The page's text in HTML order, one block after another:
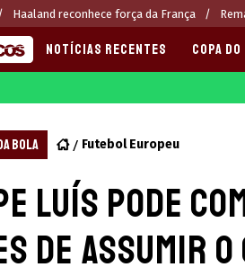
Haaland reconhece força da França
Melhores sites de apostas 2025
Últimas
CASAS DE APOSTAS
CÓDIGOS e OFERTAS
APPS
NOTÍCIAS RECENTES COPA DO
BOLA Futebol Europeu
Luís pode
de assumir o